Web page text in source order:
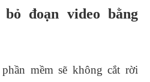
đoạn video bằng
mềm sẽ không cắt rời